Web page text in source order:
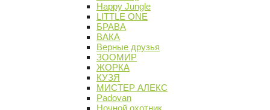
Happy Jungle
LITTLE ONE
БРАВА
ВАКА
Верные друзья
ЗООМИР
ЖОРКА
КУЗЯ
МИСТЕР АЛЕКС
Padovan
Ночной охотник